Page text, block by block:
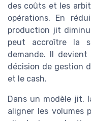
des coûts et les
opérations. En
production jit
peut accroître la
demande. Il
décision de gestion
et le cash.
Dans un modèle jit,
aligner les volumes